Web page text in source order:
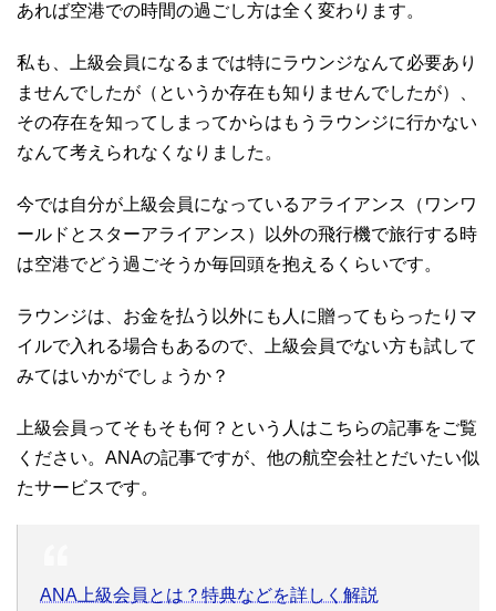
あれば空港での時間の過ごし方は全く変わります。
私も、上級会員になるまでは特にラウンジなんて必要あり
ませんでしたが（というか存在も知りませんでしたが）、
その存在を知ってしまってからはもうラウンジに行かない
なんて考えられなくなりました。
今では自分が上級会員になっているアライアンス（ワンワ
ールドとスターアライアンス）以外の飛行機で旅行する時
は空港でどう過ごそうか毎回頭を抱えるくらいです。
ラウンジは、お金を払う以外にも人に贈ってもらったりマ
イルで入れる場合もあるので、上級会員でない方も試して
みてはいかがでしょうか？
上級会員ってそもそも何？という人はこちらの記事をご覧
ください。ANAの記事ですが、他の航空会社とだいたい似
たサービスです。
ANA上級会員とは？特典などを詳しく解説